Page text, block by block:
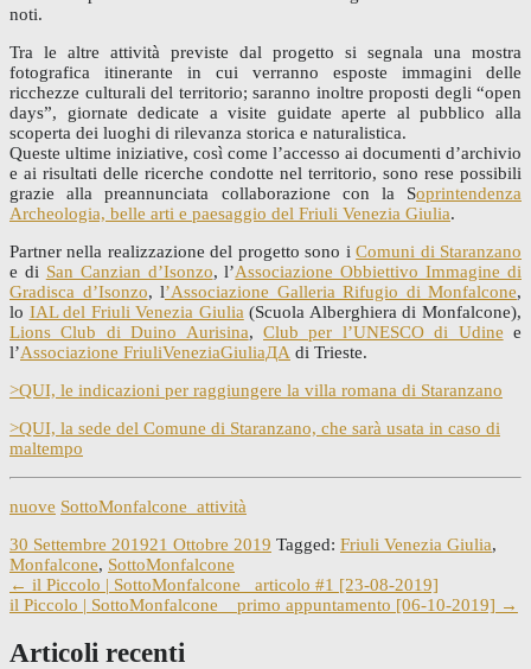
noti.
Tra le altre attività previste dal progetto si segnala una mostra
fotografica itinerante in cui verranno esposte immagini delle
ricchezze culturali del territorio; saranno inoltre proposti degli “open
days”, giornate dedicate a visite guidate aperte al pubblico alla
scoperta dei luoghi di rilevanza storica e naturalistica.
Queste ultime iniziative, così come l’accesso ai documenti d’archivio
e ai risultati delle ricerche condotte nel territorio, sono rese possibili
grazie alla preannunciata collaborazione con la Soprintendenza
Archeologia, belle arti e paesaggio del Friuli Venezia Giulia.
Partner nella realizzazione del progetto sono iComuni di Staranzano
e di San Canzian d’Isonzo, l’Associazione Obbiettivo Immagine di
Gradisca d’Isonzo, l’Associazione Galleria Rifugio di Monfalcone,
lo IAL del Friuli Venezia Giulia(Scuola Alberghiera di Monfalcone),
Lions Club di Duino Aurisina,Club per l’UNESCO di Udine e
l’Associazione FriuliVeneziaGiuliaДА di Trieste.
>QUI, le indicazioni per raggiungere la villa romana di Staranzano
>QUI, la sede del Comune di Staranzano, che sarà usata in caso di
maltempo
nuove SottoMonfalcone_attività
30 Settembre 201921 Ottobre 2019 Tagged: Friuli Venezia Giulia,
Monfalcone, SottoMonfalcone
Post
navigation
← il Piccolo | SottoMonfalcone _articolo #1 [23-08-2019]
il Piccolo | SottoMonfalcone _ primo appuntamento [06-10-2019] →
Articoli recenti